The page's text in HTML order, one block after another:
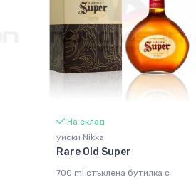
На склад
уиски Nikka
Rare Old Super
700 ml стъклена бутилка с